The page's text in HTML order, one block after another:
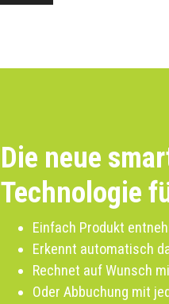
Die neue
Technologie
Einfach Produkt
Erkennt automatisch
Rechnet auf Wunsch
Oder Abbuchung mit